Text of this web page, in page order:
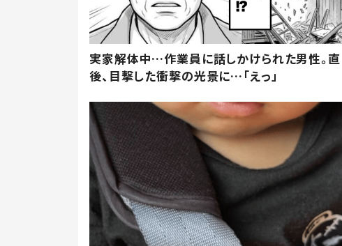
実家解体中…作業員に話しかけられた男性。直
後、目撃した衝撃の光景に…「えっ」